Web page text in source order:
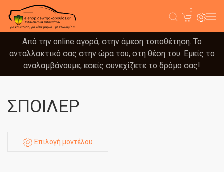
0
Από την online αγορά, στην άμεση τοποθέτηση. Το
ανταλλακτικό σας στην ώρα του, στη θέση του. Εμείς το
αναλαμβάνουμε, εσείς συνεχίζετε το δρόμο σας!
ΣΠΟΙΛΕΡ
Επιλογή μοντέλου